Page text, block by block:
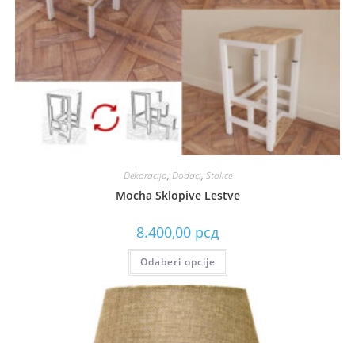
Dekoracija, Dodaci, Stolice
Mocha Sklopive Lestve
8.400,00 рсд
Odaberi opcije